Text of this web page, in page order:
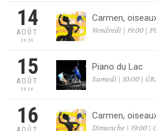
14
AOÛT
2026
Carmen,
Vendredi | 19:00 |
15
AOÛT
2026
Piano du Lac
Samedi | 10:00 |
16 Carmen,
Dimanche | 19:00 |